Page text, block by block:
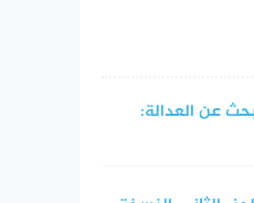
عن العدالة: